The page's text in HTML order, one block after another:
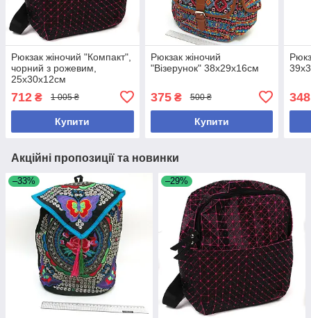
Рюкзак жіночий "Компакт",
чорний з рожевим,
25х30х12см
712 ₴ 1 005 ₴
Купити
Рюкзак жіночий
"Візерунок" 38х29х16см
375₴ 500 ₴
Купити
348
Акційні пропозиції та новинки
–33% –29%